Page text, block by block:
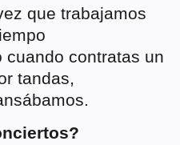
que trabajamos
cuando contratas un
tandas,